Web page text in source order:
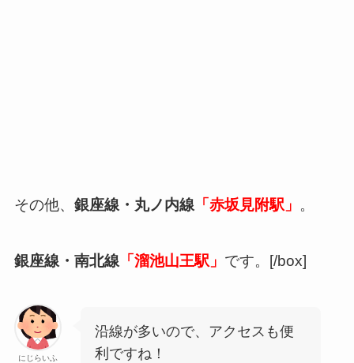
その他、 銀座線・丸ノ内線「赤坂見附駅」 。
銀座線・南北線 「溜池山王駅」 です。[/box]
にじらいふ
沿線が多いので、アクセスも便
利ですね！